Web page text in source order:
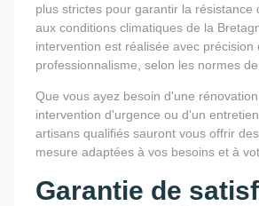
plus strictes pour garantir la résistance
aux conditions climatiques de la
intervention est réalisée avec précision
professionnalisme, selon les normes de
Que vous ayez besoin d'une
intervention d'urgence ou d'un
artisans qualifiés sauront vous offrir
mesure adaptées à vos besoins et à
Garantie de